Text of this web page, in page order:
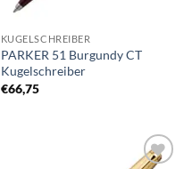
KUGELSCHREIBER
PARKER 51 Burgundy CT
Kugelschreiber
€66,75